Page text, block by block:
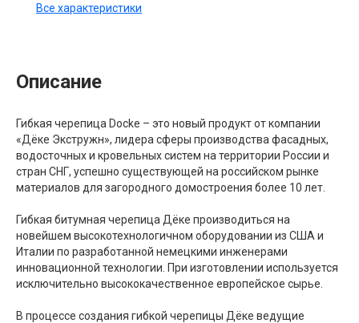
Все характеристики
Описание
Гибкая черепица Docke – это новый продукт от компании
«Дёке Экстружн», лидера сферы производства фасадных,
водосточных и кровельных систем на территории России и
стран СНГ, успешно существующей на российском рынке
материалов для загородного домостроения более 10 лет.
Гибкая битумная черепица Дёке производиться на
новейшем высокотехнологичном оборудовании из США и
Италии по разработанной немецкими инженерами
инновационной технологии. При изготовлении используется
исключительно высококачественное европейское сырье.
В процессе создания гибкой черепицы Дёке ведущие